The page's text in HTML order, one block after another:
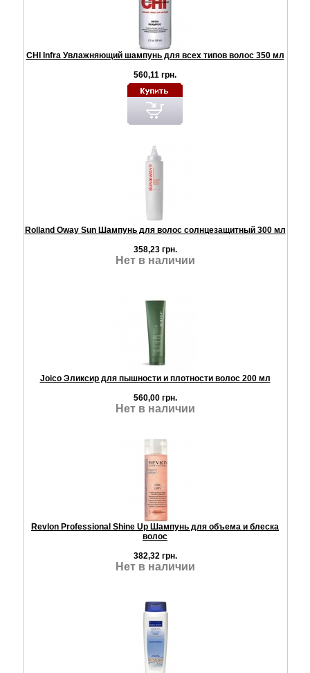
CHI Infra Увлажняющий шампунь для всех типов волос 350 мл
560,11 грн.
Rolland Oway Sun Шампунь для волос солнцезащитный 300 мл
358,23 грн.
Нет в наличии
Joico Эликсир для пышности и плотности волос 200 мл
560,00 грн.
Нет в наличии
Revlon Professional Shine Up Шампунь для объема и блеска
волос
382,32 грн.
Нет в наличии